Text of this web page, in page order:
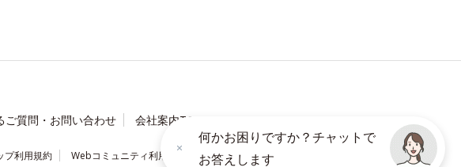
ご質問・お問い合わせ 会社案内TOP
プ利用規約 Webコミュニティ利用規約 ソーシャルメディアポリシー
何かお困りですか？チャットで
お答えします